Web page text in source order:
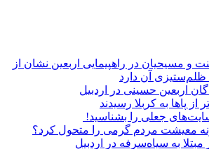
مسیحیان در راهپیمایی اربعین نشان از
آن دارد
اربعین حسینی در اردبیل
از پاها به کربلا رسیدند
جعلی را بشناسید!
معیشت مردم گرمی را متحول کرد؟